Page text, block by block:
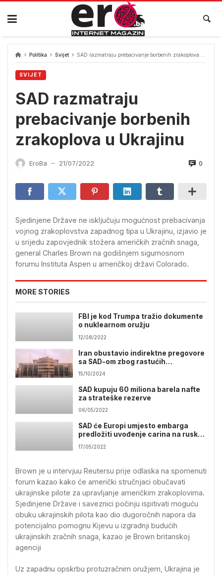
Skip
content
Politika Svijet SAD razmatraju prebacivanje borbenih zrakoplova u Ukrajinu
SVIJET
SAD razmatraju
prebacivanje borbenih
zrakoplova u Ukrajinu
EroBa — 21/07/2022 0
Sjedinjene Države ne isključuju mogućnost prebacivanja
vojnog zrakoplovstva zapadnog tipa u Ukrajinu, izjavio je
u srijedu zapovjednik stožera američkih zračnih snaga,
general Charles Brown na godišnjem sigurnosnom
forumu Instituta Aspen u američkoj državi Colorado.
MORE STORIES
FBI je kod Trumpa tražio dokumente
o nuklearnom oružju
12/08/2022
Iran obustavio indirektne pregovore
sa SAD-om zbog rastućih
regionalnih tenzija
15/10/2024
SAD kupuju 60 miliona barela nafte
za strateške rezerve
06/05/2022
SAD će Europi umjesto embarga
predložiti uvođenje carina na rusku
naftu
17/05/2022
Brown je u intervjuu Reutersu prije odlaska na spomenuti
forum kazao kako će američki stručnjaci obučavati
ukrajinske pilote za upravljanje američkim zrakoplovima.
Sjedinjene Države i saveznici počinju ispitivati ​​moguću
obuku ukrajinskih pilota kao dio dugoročnih napora da
potencijalno pomognu Kijevu u izgradnji budućih
ukrajinskih zračnih snaga, kazao je Brown britanskoj
agenciji
Uz zapadnu opskrbu protuzračnim oružjem, Ukrajina je